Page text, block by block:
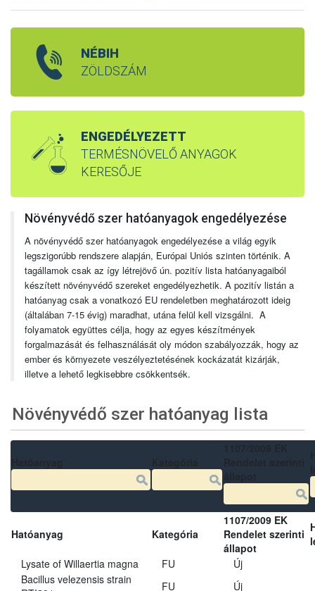
NÉBIH
ZÖLDSZÁM
ENGEDÉLYEZETT
TERMÉSNÖVELŐ ANYAGOK
KERESŐJE
Növényvédő szer hatóanyagok engedélyezése
A növényvédő szer hatóanyagok engedélyezése a világ egyik
legszigorúbb rendszere alapján, Európai Uniós szinten történik. A
tagállamok csak az így létrejövő ún. pozitív lista hatóanyagaiból
készített növényvédő szereket engedélyezhetik. A pozitív listán a
hatóanyag csak a vonatkozó EU rendeletben meghatározott ideig
(általában 7-15 évig) maradhat, utána felül kell vizsgálni. A
folyamatok együttes célja, hogy az egyes készítmények
forgalmazását és felhasználását oly módon szabályozzák, hogy az
ember és környezete veszélyeztetésének kockázatát kizárják,
illetve a lehető legkisebbre csökkentsék.
Növényvédő szer hatóanyag lista
Hatóanyag Kategória
1107/2009 EK
Rendelet szerinti
állapot
Lysate of Willaertia magna
FU
Új
Bacillus velezensis strain
FU
Új